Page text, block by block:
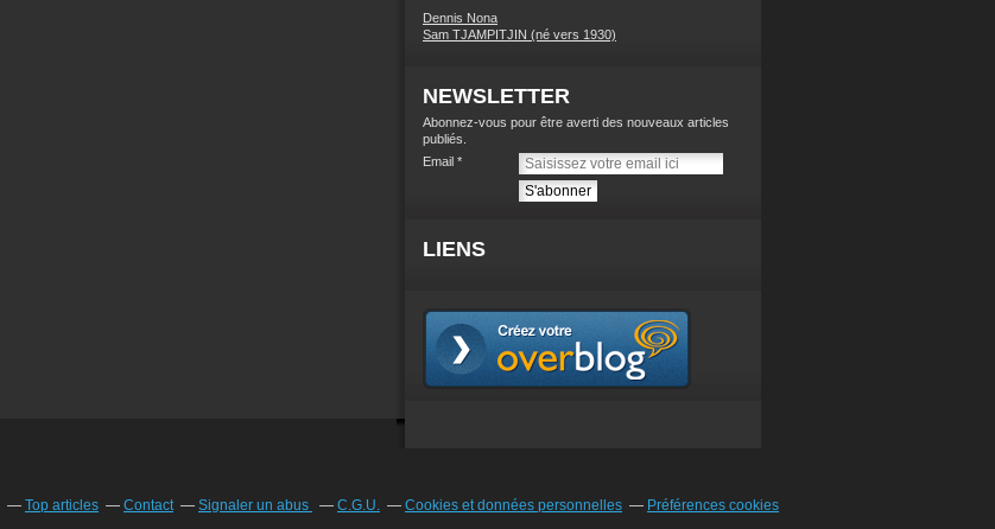
Dennis Nona
Sam TJAMPITJIN (né vers 1930)
NEWSLETTER
Abonnez-vous pour être averti des nouveaux articles
publiés.
Email
LIENS
Top articles Contact Signaler un abus C.G.U. Cookies et données personnelles Préférences cookies